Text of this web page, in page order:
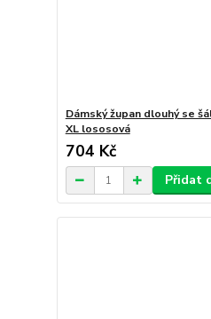
Dámský župan dlouhý se
XL lososová
704 Kč
Přidat